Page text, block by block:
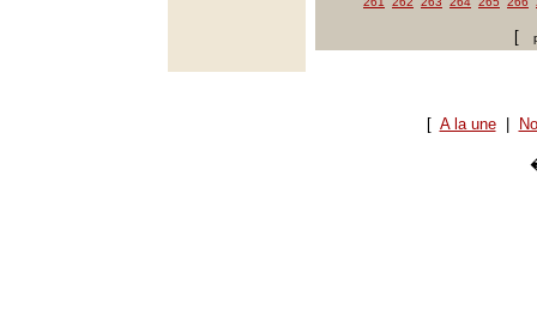
[
[ A la une|